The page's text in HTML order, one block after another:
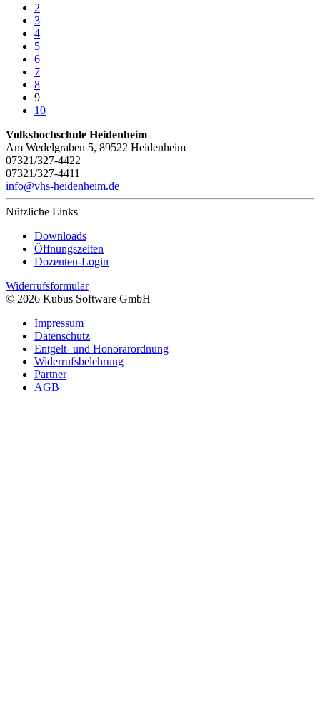
2
3
4
5
6
7
8
9
10
Volkshochschule Heidenheim
Am Wedelgraben 5, 89522 Heidenheim
07321/327-4422
07321/327-4411
info@vhs-heidenheim.de
Nützliche Links
Downloads
Öffnungszeiten
Dozenten-Login
Widerrufsformular
© 2026 Kubus Software GmbH
Impressum
Datenschutz
Entgelt- und Honorarordnung
Widerrufsbelehrung
Partner
AGB